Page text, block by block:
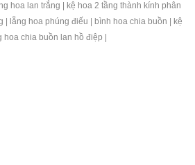
hoa lan trắng
kệ hoa 2 tầng thành kính phân
lẵng hoa phúng điếu bình hoa chia buồn
kệ
hoa chia buồn lan hồ điệp